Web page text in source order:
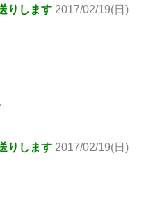
りします 2017/02/19(日)
りします 2017/02/19(日)